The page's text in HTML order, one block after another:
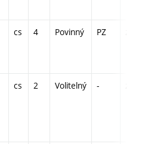
cs 4 Povinný PZ
cs 2 Volitelný -